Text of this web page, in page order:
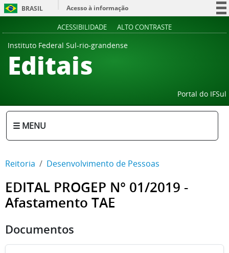
BRASIL
Acesso à informação
ACESSIBILIDADE ALTO CONTRASTE
Instituto Federal Sul-rio-grandense
Editais
Portal do IFSul
☰ MENU
Reitoria Desenvolvimento de Pessoas
EDITAL PROGEP N° 01/2019 -
Afastamento TAE
Documentos